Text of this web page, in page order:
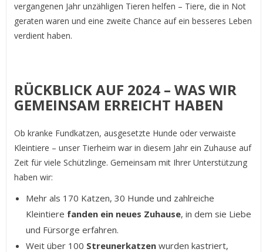
vergangenen Jahr unzähligen Tieren helfen – Tiere, die in Not
geraten waren und eine zweite Chance auf ein besseres Leben
verdient haben.
RÜCKBLICK AUF 2024 – WAS WIR
GEMEINSAM ERREICHT HABEN
Ob kranke Fundkatzen, ausgesetzte Hunde oder verwaiste
Kleintiere – unser Tierheim war in diesem Jahr ein Zuhause auf
Zeit für viele Schützlinge. Gemeinsam mit Ihrer Unterstützung
haben wir:
Mehr als 170 Katzen, 30 Hunde und zahlreiche
Kleintiere fanden ein neues Zuhause, in dem sie Liebe
und Fürsorge erfahren.
Weit über 100 Streunerkatzen wurden kastriert,